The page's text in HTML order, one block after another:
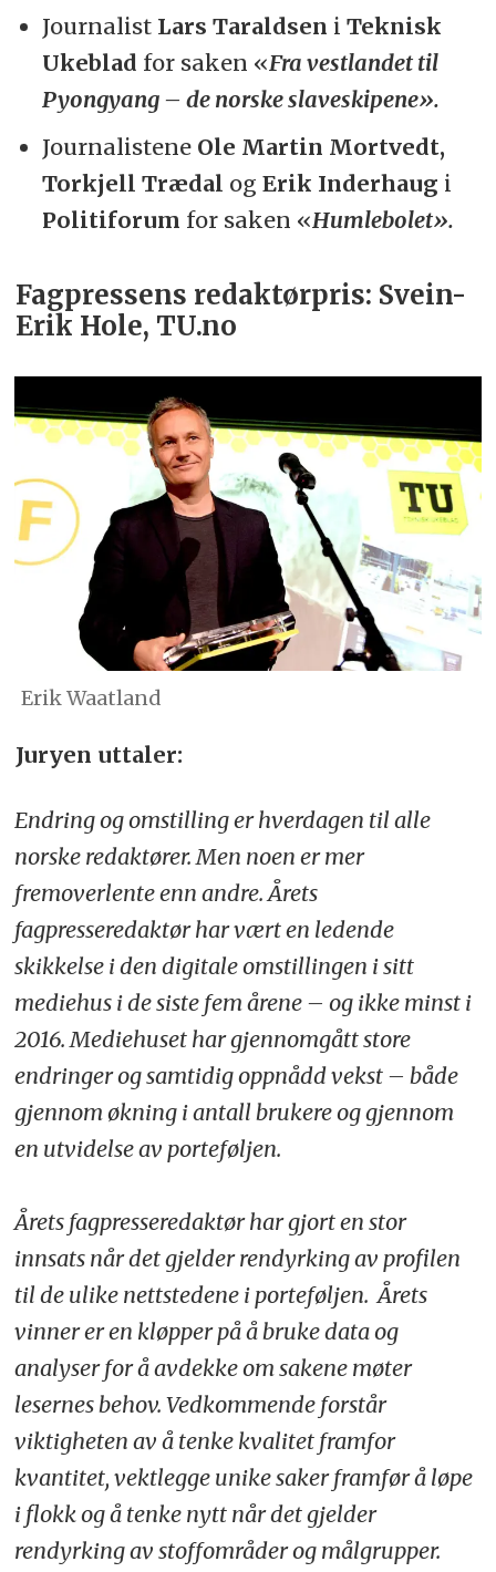
Journalist Lars Taraldsen i Teknisk
Ukeblad for saken «Fra vestlandet til
Pyongyang – de norske slaveskipene».
Journalistene Ole Martin Mortvedt,
Torkjell Trædal og Erik Inderhaug i
Politiforum for saken «Humlebolet».
Fagpressens redaktørpris: Svein-
Erik Hole, TU.no
Erik Waatland
Juryen uttaler:
Endring og omstilling er hverdagen til alle
norske redaktører. Men noen er mer
fremoverlente enn andre. Årets
fagpresseredaktør har vært en ledende
skikkelse i den digitale omstillingen i sitt
mediehus i de siste fem årene – og ikke minst i
2016. Mediehuset har gjennomgått store
endringer og samtidig oppnådd vekst – både
gjennom økning i antall brukere og gjennom
en utvidelse av porteføljen.
Årets fagpresseredaktør har gjort en stor
innsats når det gjelder rendyrking av profilen
til de ulike nettstedene i porteføljen. Årets
vinner er en kløpper på å bruke data og
analyser for å avdekke om sakene møter
lesernes behov. Vedkommende forstår
viktigheten av å tenke kvalitet framfor
kvantitet, vektlegge unike saker framfør å løpe
i flokk og å tenke nytt når det gjelder
rendyrking av stoffområder og målgrupper.